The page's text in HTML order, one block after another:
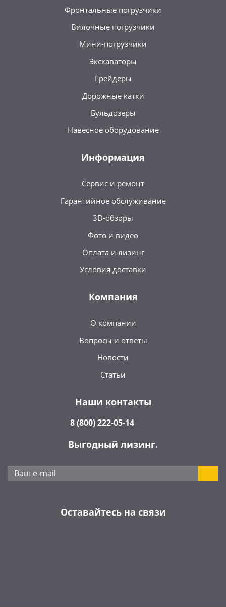
Фронтальные погрузчики
Вилочные погрузчики
Мини-погрузчики
Экскаваторы
Грейдеры
Дорожные катки
Бульдозеры
Навесное оборудование
Информация
Сервис и ремонт
Гарантийное обслуживание
3D-обзоры
Фото и видео
Оплата и лизинг
Условия доставки
Компания
О компании
Вопросы и ответы
Новости
Статьи
Наши контакты
8 (800) 222-05-14
Выгодный лизинг.
Оставайтесь на связи